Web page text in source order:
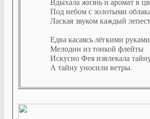
Вдыхала жизнь и аромат в
Под небом с золотыми
Лаская звуком каждый
Едва касаясь лёгкими
Мелодии из тонкой флейты
Искусно Фея извлекала
А тайну уносили ветры.